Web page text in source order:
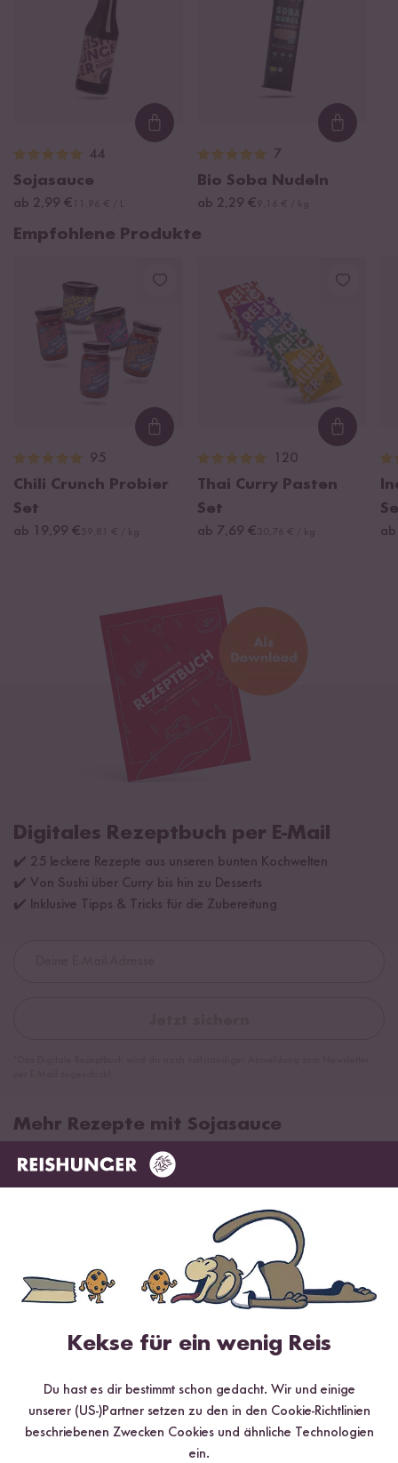
Loading...
44
Sojasauce
ab 2,99 €
7
Bio Soba Nudeln
ab 2,29 €
Empfohlene Produkte
Loading...
95
Chili Crunch Probier
Set
ab 19,99 €
120
Thai Curry Pasten
Set
ab 7,69 €
Digitales Rezeptbuch per E-Mail
✔️ 25 leckere Rezepte aus unseren bunten Kochwelten
✔️ Von Sushi über Curry bis hin zu Desserts
✔️ Inklusive Tipps & Tricks für die Zubereitung
Mehr Rezepte mit Sojasauce
60 min Vegan Vegetarisch Glutenfrei
Stir Fry mit Tofu im Wok
Kekse für ein wenig Reis
Du hast es dir bestimmt schon gedacht. Wir und einige
unserer (US-)Partner setzen zu den in den Cookie-Richtlinien
beschriebenen Zwecken Cookies und ähnliche Technologien
ein.